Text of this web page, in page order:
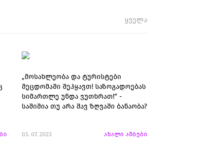
ყველა
„მოსახლეობა და ტურისტები
შეცდომაში შეჰყავთ! საზოგადოებას
სიმართლე უნდა ვუთხრათ!“ -
საშიშია თუ არა შავ ზღვაში ბანაობა?
03. 07. 2023 ახალი ამბები